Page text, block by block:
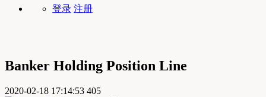
登录 注册
Banker Holding Position Line
2020-02-18 17:14:53 405